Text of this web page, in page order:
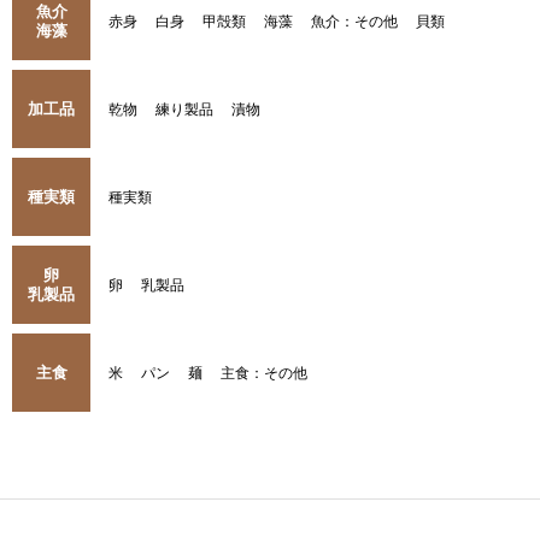
魚介
海藻
赤身 白身 甲殻類 海藻 魚介：その他 貝類
加工品 乾物 練り製品 漬物
種実類 種実類
卵
乳製品
卵 乳製品
主食 米 パン 麺 主食：その他